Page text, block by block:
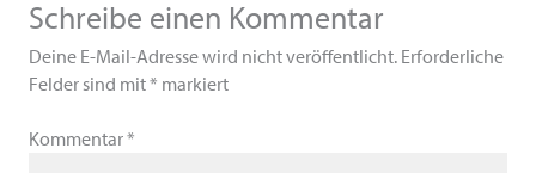
Schreibe einen Kommentar
Deine E-Mail-Adresse wird nicht veröffentlicht. Erforderliche
Felder sind mit* markiert
Kommentar*